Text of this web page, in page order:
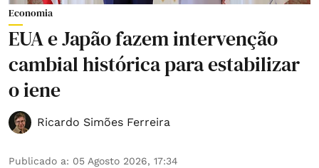
Economia
EUA e Japão fazem intervenção
cambial histórica para estabilizar
o iene
Ricardo Simões Ferreira
Publicado a: 05 Agosto 2026, 17:34